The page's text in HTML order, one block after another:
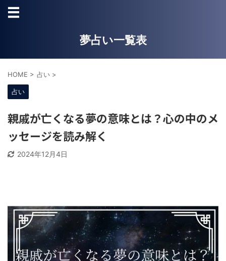
夢占い一覧表
HOME > 占い >
占い
親戚が亡くなる夢の意味とは？心の中のメ
ッセージを読み解く
2024年12月4日